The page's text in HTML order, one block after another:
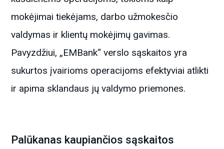
mokėjimai tiekėjams, darbo užmokesčio
valdymas ir klientų mokėjimų gavimas.
Pavyzdžiui, „EMBank“ verslo sąskaitos yra
sukurtos įvairioms operacijoms efektyviai atlikti
ir apima sklandaus jų valdymo priemones.
Palūkanas kaupiančios sąskaitos